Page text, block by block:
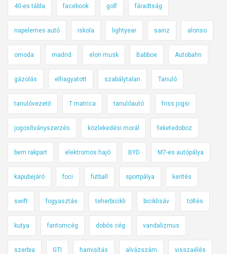
40-es tábla facebook golf fáradtság
napelemes autó iskola lightyear sainz alonso
omoda madrid elon musk Babboe Autobahn
gázolás elhagyatott szabálytalan Tanuló
tanulóvezető T matrica tanulóautó friss jogsi
jogosítványszerzés közlekedési morál feketedoboz
bem rakpart elektromos hajó BYD M7-es autópálya
kapubejáró foci futball sportpálya kerítés
swift fogyasztás teherbicikli biciklisáv töltés
kutya fantomcég dobós cég vandalizmus
szerbia GTI hamisítás alvázszám visszaélés